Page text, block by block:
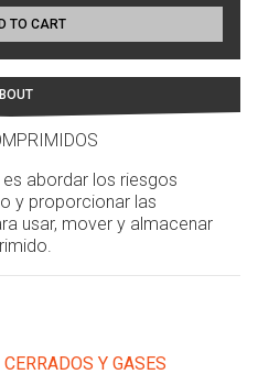
TO CART
abordar los riesgos
y proporcionar las
usar, mover y almacenar
Y GASES